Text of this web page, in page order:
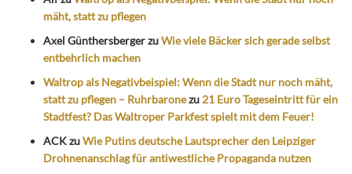
mäht, statt zu pflegen
Axel GünthersbergerzuWie viele Bäcker sich gerade selbst
entbehrlich machen
Waltrop als Negativbeispiel: Wenn die Stadt nur noch mäht,
statt zu pflegen – Ruhrbaronezu 21 Euro Tageseintritt für ein
Stadtfest? Das Waltroper Parkfest spielt mit dem Feuer!
ACKzuWie Putins deutsche Lautsprecher den Leipziger
Drohnenanschlag für antiwestliche Propaganda nutzen